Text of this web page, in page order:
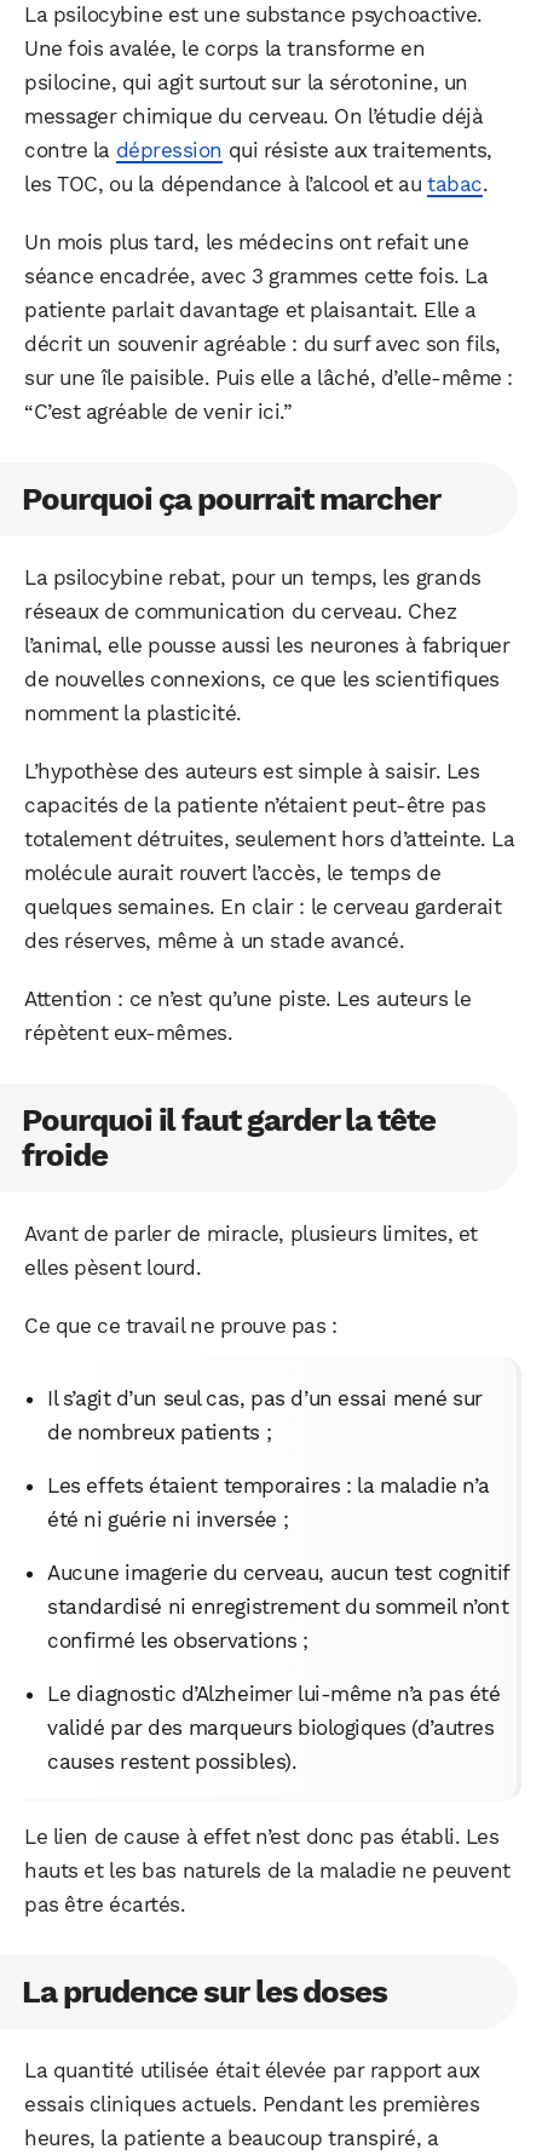
La psilocybine est une substance psychoactive.
Une fois avalée, le corps la transforme en
psilocine, qui agit surtout sur la sérotonine, un
messager chimique du cerveau. On l’étudie déjà
contre la dépression qui résiste aux traitements,
les TOC, ou la dépendance à l’alcool et autabac.
Un mois plus tard, les médecins ont refait une
séance encadrée, avec 3 grammes cette fois. La
patiente parlait davantage et plaisantait. Elle a
décrit un souvenir agréable : du surf avec son fils,
sur une île paisible. Puis elle a lâché, d’elle-même :
“C’est agréable de venir ici.”
Pourquoi ça pourrait marcher
La psilocybine rebat, pour un temps, les grands
réseaux de communication du cerveau. Chez
l’animal, elle pousse aussi les neurones à fabriquer
de nouvelles connexions, ce que les scientifiques
nomment la plasticité.
L’hypothèse des auteurs est simple à saisir. Les
capacités de la patiente n’étaient peut-être pas
totalement détruites, seulement hors d’atteinte. La
molécule aurait rouvert l’accès, le temps de
quelques semaines. En clair : le cerveau garderait
des réserves, même à un stade avancé.
Attention : ce n’est qu’une piste. Les auteurs le
répètent eux-mêmes.
Pourquoi il faut garder la tête
froide
Avant de parler de miracle, plusieurs limites, et
elles pèsent lourd.
Ce que ce travail ne prouve pas :
Il s’agit d’un seul cas, pas d’un essai mené sur
de nombreux patients ;
Les effets étaient temporaires : la maladie n’a
été ni guérie ni inversée ;
Aucune imagerie du cerveau, aucun test cognitif
standardisé ni enregistrement du sommeil n’ont
confirmé les observations ;
Le diagnostic d’Alzheimer lui-même n’a pas été
validé par des marqueurs biologiques (d’autres
causes restent possibles).
Le lien de cause à effet n’est donc pas établi. Les
hauts et les bas naturels de la maladie ne peuvent
pas être écartés.
La prudence sur les doses
La quantité utilisée était élevée par rapport aux
essais cliniques actuels. Pendant les premières
heures, la patiente a beaucoup transpiré, a